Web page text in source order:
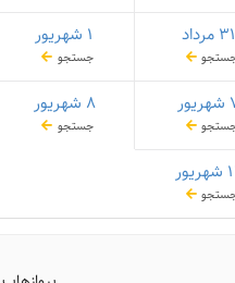
۳۱ مرداد ۱ شهریور
جستجو
۸ شهریور
جستجو